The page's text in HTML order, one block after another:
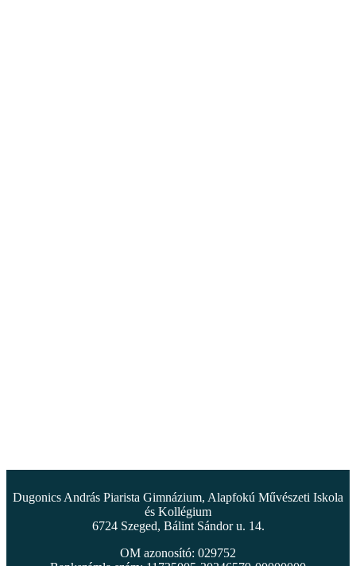
Dugonics András Piarista Gimnázium, Alapfokú Művészeti Iskola
és Kollégium
6724 Szeged, Bálint Sándor u. 14.
OM azonosító: 029752